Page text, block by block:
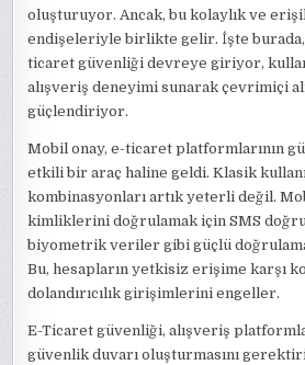
oluşturuyor. Ancak, bu kolaylık ve
endişeleriyle birlikte gelir. İşte burada,
ticaret güvenliği devreye giriyor,
alışveriş deneyimi sunarak çevrimiçi
güçlendiriyor.
Mobil onay, e-ticaret platformlarının
etkili bir araç haline geldi. Klasik
kombinasyonları artık yeterli değil.
kimliklerini doğrulamak için SMS
biyometrik veriler gibi güçlü
Bu, hesapların yetkisiz erişime karşı
dolandırıcılık girişimlerini engeller.
E-Ticaret güvenliği, alışveriş
güvenlik duvarı oluşturmasını